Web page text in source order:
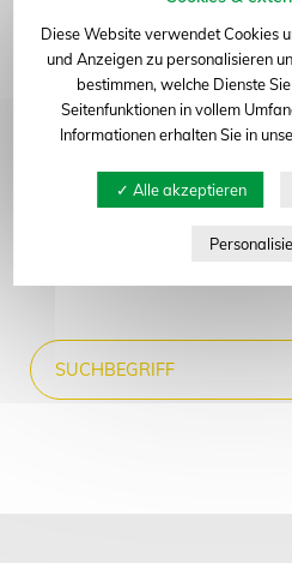
Abteilung: Kartoffeln
Diese Website verwendet Cookies
und Anzeigen zu personalisieren
bestimmen, welche Dienste
Seitenfunktionen in vollem
Informationen erhalten Sie in